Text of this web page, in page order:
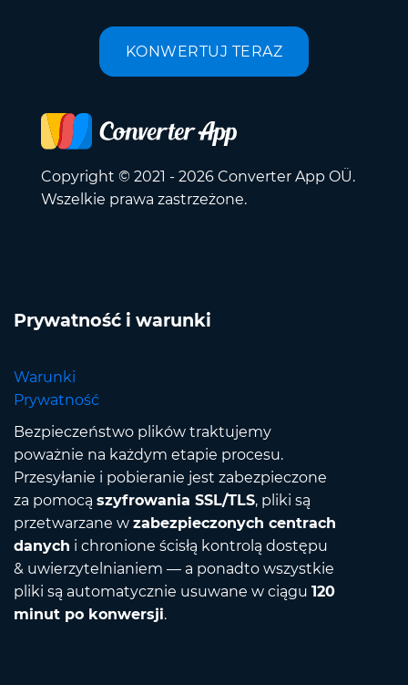
KONWERTUJ TERAZ
Copyright © 2021 - 2026 Converter App OÜ.
Wszelkie prawa zastrzeżone.
Prywatność i warunki
Warunki
Prywatność
Bezpieczeństwo plików traktujemy
poważnie na każdym etapie procesu.
Przesyłanie i pobieranie jest zabezpieczone
za pomocą szyfrowania SSL/TLS, pliki są
przetwarzane w zabezpieczonych centrach
danych i chronione ścisłą kontrolą dostępu
& uwierzytelnianiem — a ponadto wszystkie
pliki są automatycznie usuwane w ciągu 120
minut po konwersji.